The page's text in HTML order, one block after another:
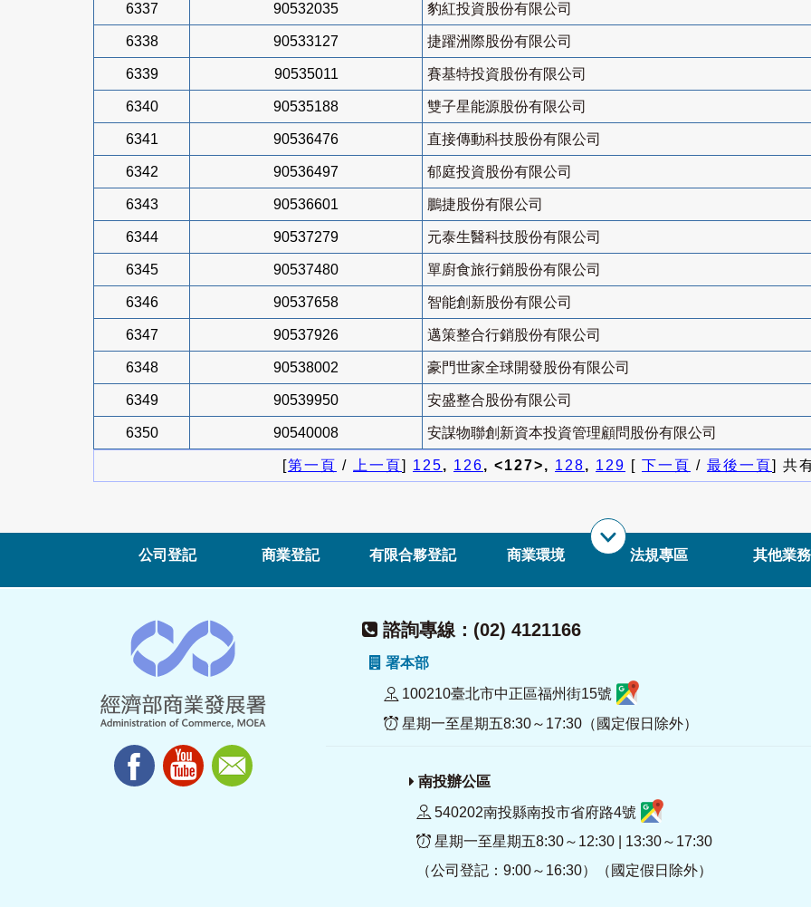
6337 90532035 豹紅投資股份有限公司
6338 90533127 捷躍洲際股份有限公司
6339 90535011 賽基特投資股份有限公司
6340 90535188 雙子星能源股份有限公司
6341 90536476 直接傳動科技股份有限公司
6342 90536497 郁庭投資股份有限公司
6343 90536601 鵬捷股份有限公司
6344 90537279 元泰生醫科技股份有限公司
6345 90537480 單廚食旅行銷股份有限公司
6346 90537658 智能創新股份有限公司
6347 90537926 邁策整合行銷股份有限公司
6348 90538002 豪門世家全球開發股份有限公司
6349 90539950 安盛整合股份有限公司
6350 90540008 安謀物聯創新資本投資管理顧問股份有限公司
[第一頁 / 上一頁] 125, 126, <127>, 128, 129 [ 下一頁 / 最後一頁] 共
公司登記 商業登記 有限合夥登記 商業環境 法規專區 其他業務
諮詢專線：(02) 4121166
署本部
100210臺北市中正區福州街15號
星期一至星期五8:30～17:30（國定假日除外）
南投辦公區
540202南投縣南投市省府路4號
星期一至星期五8:30～12:30 | 13:30～17:30
（公司登記：9:00～16:30）（國定假日除外）